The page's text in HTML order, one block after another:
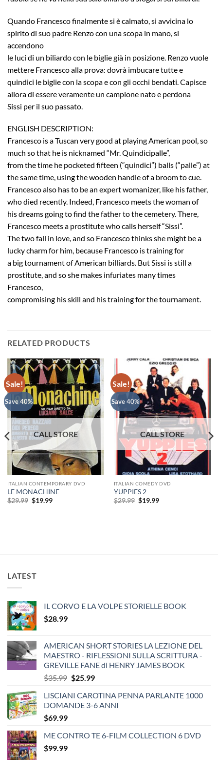
Quando Francesco finalmente si è calmato, si avvicina lo
spirito di suo padre Renzo con una scopa in mano, si
accendono
le luci di un biliardo con le biglie già in posizione. Renzo vuole
mettere Francesco alla prova: dovrà imbucare tutte e
quindici le biglie con la scopa e con gli occhi bendati. Capisce
allora di essere veramente un campione nato e perdona
Sissi per il suo passato.
ENGLISH DESCRIPTION:
Francesco is a Tuscan very good at playing American pool, so
much so that he is nicknamed “Mr. Quindicipalle”,
from the time he pocketed fifteen (“quindici”) balls (“palle”) at
the same time, using the wooden handle of a broom to cue.
Francesco also has to be an expert womanizer, like his father,
who died recently. Indeed, Francesco meets the woman of
his dreams going to find the father to the cemetery. There,
Francesco meets a prostitute who calls herself “Sissi”.
The two fall in love, and so Francesco thinks she might be a
lucky charm for him, because Francesco is training for
a big tournament of American billiards. But Sissi is still a
prostitute, and so she makes infuriates many times
Francesco,
compromising his skill and his training for the tournament.
RELATED PRODUCTS
Sale!
Save 40%
ITALIAN CONTEMPORARY DVD
LE MONACHINE
$29.99 Original
$19.99Current
Sale!
Save 40%
ITALIAN COMEDY DVD
YUPPIES 2
$29.99 Original
$19.99Current
LATEST
IL CORVO E LA VOLPE STORIELLE BOOK
$28.99
AMERICAN SHORT STORIES LA LEZIONE DEL
MAESTRO - RIFLESSIONI SULLA SCRITTURA -
GREVILLE FANE di HENRY JAMES BOOK
$35.99 Original
was:
$35.99.
$25.99Current
is:
$25.99.
LISCIANI CAROTINA PENNA PARLANTE 1000
DOMANDE 3-6 ANNI
$69.99
ME CONTRO TE 6-FILM COLLECTION 6 DVD
$99.99